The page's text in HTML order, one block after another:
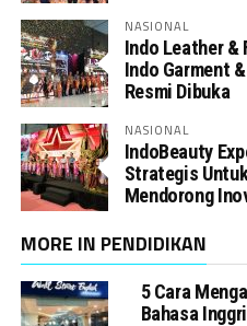
NASIONAL
Indo Leather &
Indo Garment
Resmi Dibuka
NASIONAL
IndoBeauty
Strategis
Mendorong
MORE IN PENDIDIKAN
5 Cara
Bahasa